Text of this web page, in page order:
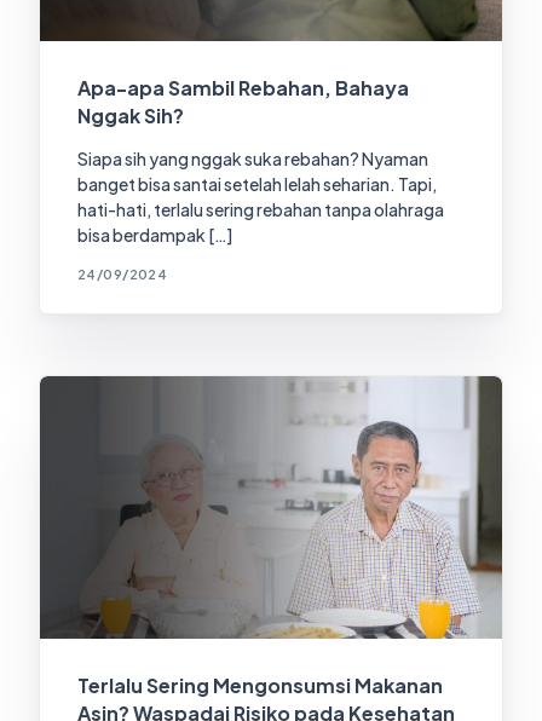
Apa-apa Sambil Rebahan, Bahaya
Nggak Sih?
Siapa sih yang nggak suka rebahan? Nyaman
banget bisa santai setelah lelah seharian. Tapi,
hati-hati, terlalu sering rebahan tanpa olahraga
bisa berdampak […]
24/09/2024
Terlalu Sering Mengonsumsi Makanan
Asin? Waspadai Risiko pada Kesehatan